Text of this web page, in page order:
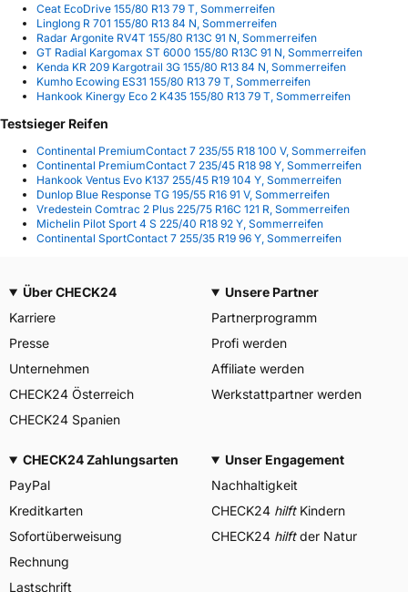
Ceat EcoDrive 155/80 R13 79 T, Sommerreifen
Linglong R 701 155/80 R13 84 N, Sommerreifen
Radar Argonite RV4T 155/80 R13C 91 N, Sommerreifen
GT Radial Kargomax ST 6000 155/80 R13C 91 N, Sommerreifen
Kenda KR 209 Kargotrail 3G 155/80 R13 84 N, Sommerreifen
Kumho Ecowing ES31 155/80 R13 79 T, Sommerreifen
Hankook Kinergy Eco 2 K435 155/80 R13 79 T, Sommerreifen
Testsieger Reifen
Continental PremiumContact 7 235/55 R18 100 V, Sommerreifen
Continental PremiumContact 7 235/45 R18 98 Y, Sommerreifen
Hankook Ventus Evo K137 255/45 R19 104 Y, Sommerreifen
Dunlop Blue Response TG 195/55 R16 91 V, Sommerreifen
Vredestein Comtrac 2 Plus 225/75 R16C 121 R, Sommerreifen
Michelin Pilot Sport 4 S 225/40 R18 92 Y, Sommerreifen
Continental SportContact 7 255/35 R19 96 Y, Sommerreifen
Über CHECK24
Karriere
Presse
Unternehmen
CHECK24 Österreich
CHECK24 Spanien
Unsere Partner
Partnerprogramm
Profi werden
Affiliate werden
Werkstattpartner werden
CHECK24 Zahlungsarten
PayPal
Kreditkarten
Sofortüberweisung
Rechnung
Lastschrift
Unser Engagement
Nachhaltigkeit
CHECK24 hilftKindern
CHECK24 hilftder Natur